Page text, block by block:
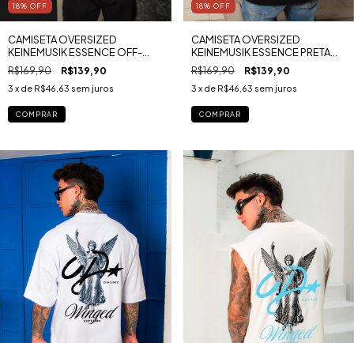
18% OFF
CAMISETA OVERSIZED
KEINEMUSIK ESSENCE OFF-
WHITE MALHA PREMIUM RUGBY
R$169,90 R$139,90
3 x de R$46,63 sem juros
COMPRAR
18% OFF
CAMISETA OVERSIZED
KEINEMUSIK ESSENCE PRETA
MALHA PREMIUM RUGBY
R$169,90 R$139,90
3 x de R$46,63 sem juros
COMPRAR